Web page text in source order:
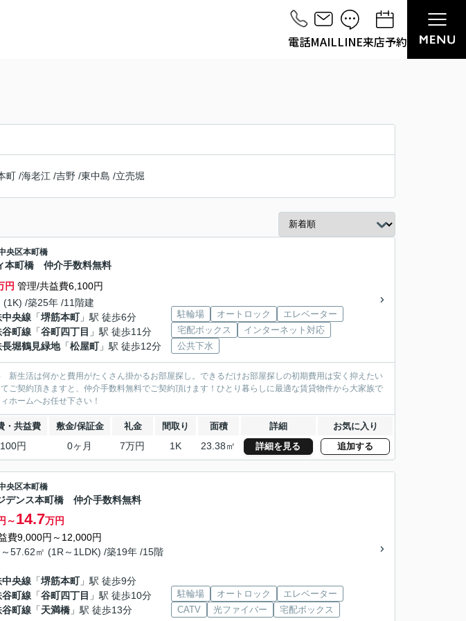
電話MAILLINE来店予約
町 /海老江 /吉野 /東中島 /立売堀
央区本町橋
本町橋 仲介手数料無料
円 管理/共益費6,100円
(1K) /築25年 /11階建
央線 「堺筋本町」駅 徒歩6分
町線 「谷町四丁目 」駅 徒歩11分
堀鶴見緑地「松屋町」駅 徒歩12分
駐輪場 オートロック
エレベーター
宅配ボックス
インターネット対応
公共下水
生活は何かと費用がたくさん掛かるお部屋探し。できるだけお部屋探しの初期費用は安く抑えたい
ご契約頂きますと、仲介手数料無料でご契約頂けます！ひとり暮らしに最適な賃貸物件から大家族で
ホームへお任せ下さい！
・共益費 敷金/保証金 礼金 間取り 面積 詳細 お気に入り
円 0ヶ月 7万円 1K 23.38㎡ 詳細を見る 追加する
央区本町橋
デンス本町橋 仲介手数料無料
～14.7万円
費9,000円～12,000円
57.62㎡ (1R～1LDK) /築19年 /15階
央線 「堺筋本町」駅 徒歩9分
町線 「谷町四丁目 」駅 徒歩10分
町線 「天満橋 」駅 徒歩13分
駐輪場 オートロック
エレベーター
CATV
光ファイバー 宅配ボックス